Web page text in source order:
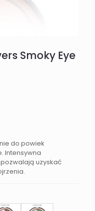
Smoky Eye
do powiek
Intensywna
uzyskać